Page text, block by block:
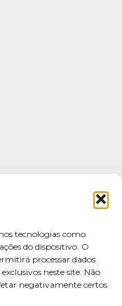
tecnologias como
do dispositivo. O
processar dados
neste site. Não
negativamente certos